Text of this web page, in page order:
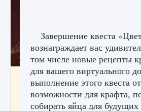
Как приручить существ джунглей
игре Creatures of Ava
1 218
Завершение квеста
вознаграждает вас
том числе новые рецепты
для вашего виртуального
выполнение этого квеста
возможности для крафта,
собирать яйца для